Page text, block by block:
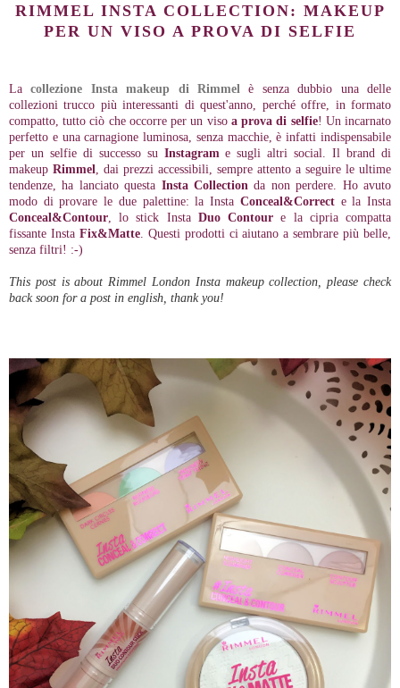
RIMMEL INSTA COLLECTION: MAKEUP
PER UN VISO A PROVA DI SELFIE
Lacollezione Insta makeup di Rimmel è senza dubbio una delle
collezioni trucco più interessanti di quest'anno, perché offre, in formato
compatto, tutto ciò che occorre per un viso a prova di selfie! Un incarnato
perfetto e una carnagione luminosa, senza macchie, è infatti indispensabile
per un selfie di successo su Instagram e sugli altri social. Il brand di
makeup Rimmel , dai prezzi accessibili, sempre attento a seguire le ultime
tendenze, ha lanciato questa Insta Collection da non perdere. Ho avuto
modo di provare le due palettine: la Insta Conceal&Correcte la Insta
Conceal&Contour , lo stick Insta Duo Contour e la cipria compatta
fissante Insta Fix&Matte. Questi prodotti ci aiutano a sembrare più belle,
senza filtri! :-)
This post is about Rimmel London Insta makeup collection, please check
back soon for a post in english, thank you!